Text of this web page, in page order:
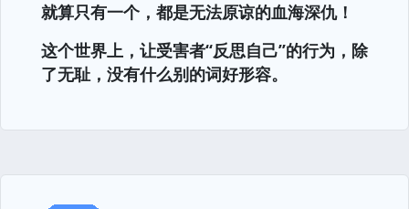
就算只有一个，都是无法原谅的血海深仇！
这个世界上，让受害者“反思自己”的行为，除
了无耻，没有什么别的词好形容。